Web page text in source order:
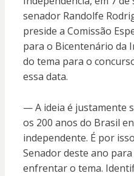
senador Randolfe
preside a Comissão
para o Bicentenário da
do tema para o
essa data.
— A ideia é justamente
os 200 anos do Brasil
independente. É por
Senador deste ano
enfrentar o tema.